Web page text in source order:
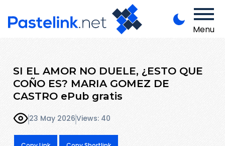
Menu
SI EL AMOR NO DUELE, ¿ESTO QUE
COÑO ES? MARIA GOMEZ DE
CASTRO ePub gratis
23 May 2026Views: 40